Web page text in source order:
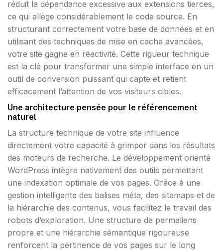
réduit la dépendance excessive aux extensions tierces,
ce qui allège considérablement le code source. En
structurant correctement votre base de données et en
utilisant des techniques de mise en cache avancées,
votre site gagne en réactivité. Cette rigueur technique
est la clé pour transformer une simple interface en un
outil de conversion puissant qui capte et retient
efficacement l’attention de vos visiteurs cibles.
Une architecture pensée pour le référencement
naturel
La structure technique de votre site influence
directement votre capacité à grimper dans les résultats
des moteurs de recherche. Le développement orienté
WordPress intègre nativement des outils permettant
une indexation optimale de vos pages. Grâce à une
gestion intelligente des balises méta, des sitemaps et de
la hiérarchie des contenus, vous facilitez le travail des
robots d’exploration. Une structure de permaliens
propre et une hiérarchie sémantique rigoureuse
renforcent la pertinence de vos pages sur le long